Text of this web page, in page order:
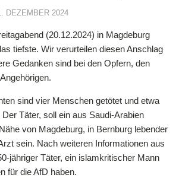
DEZEMBER 2024
(20.12.2024) in Magdeburg
tiefste. Wir verurteilen diesen Anschlag
Gedanken sind bei den Opfern, den
sind vier Menschen getötet und etwa
Täter, soll ein aus Saudi-Arabien
von Magdeburg, in Bernburg lebender
sein. Nach weiteren Informationen aus
jähriger Täter, ein islamkritischer Mann
für die AfD haben.